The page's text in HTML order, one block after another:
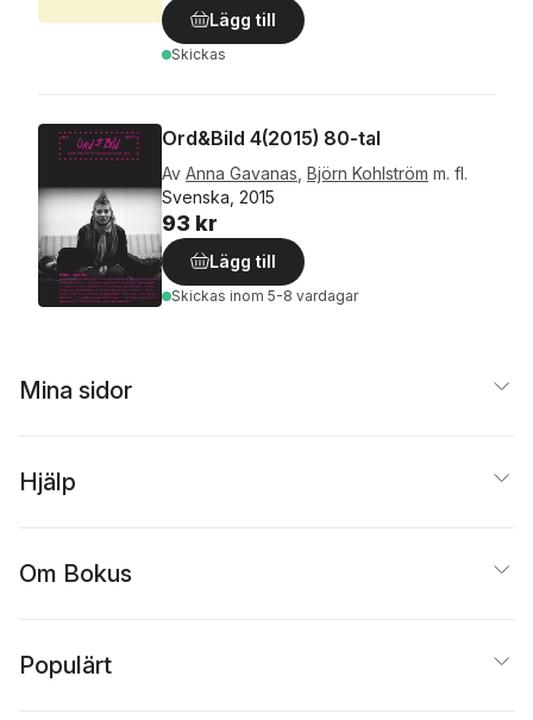
Lägg till
Skickas
Ord&Bild 4(2015) 80-tal
Av Anna Gavanas Björn Kohlström m. fl.
Svenska, 2015
93 kr
Lägg till
Skickas inom 5-8 vardagar
Mina sidor
Hjälp
Om Bokus
Populärt